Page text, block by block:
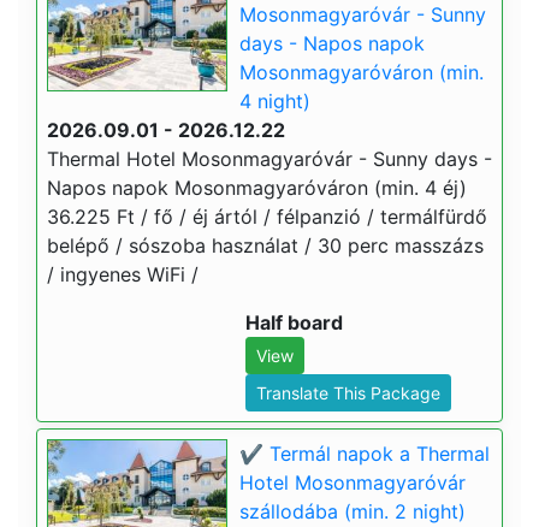
Mosonmagyaróvár - Sunny
days - Napos napok
Mosonmagyaróváron (min.
4 night)
2026.09.01 - 2026.12.22
Thermal Hotel Mosonmagyaróvár - Sunny days -
Napos napok Mosonmagyaróváron (min. 4 éj)
36.225 Ft / fő / éj ártól / félpanzió / termálfürdő
belépő / sószoba használat / 30 perc masszázs
/ ingyenes WiFi /
Half board
View
Translate This Package
✔️ Termál napok a Thermal
Hotel Mosonmagyaróvár
szállodába (min. 2 night)